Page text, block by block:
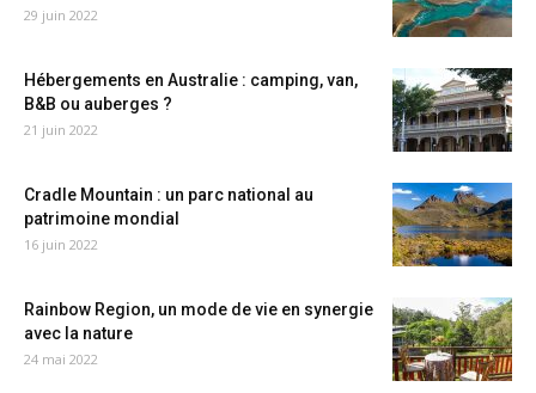
29 juin 2022
Hébergements en Australie : camping, van,
B&B ou auberges ?
21 juin 2022
Cradle Mountain : un parc national au
patrimoine mondial
16 juin 2022
Rainbow Region, un mode de vie en synergie
avec la nature
24 mai 2022